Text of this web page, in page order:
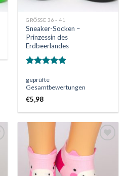
GRÖSSE 36 - 41
Sneaker-Socken –
Prinzessin des
Erdbeerlandes
mit5.00
von 5
geprüfte
Gesamtbewertungen
€5,98
Wunschliste